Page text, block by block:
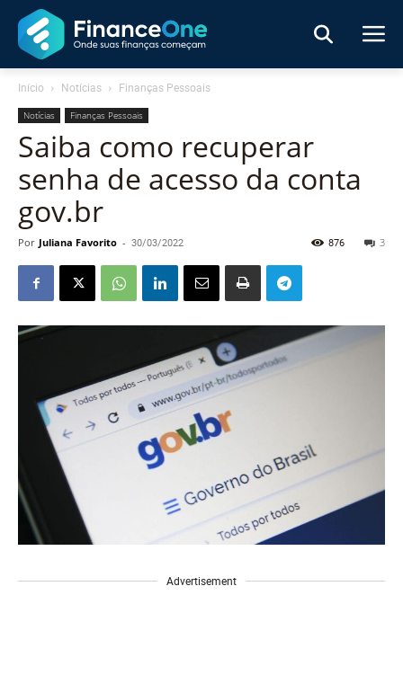
Início Notícias Finanças Pessoais
Notícias Finanças Pessoais
Saiba como recuperar
senha de acesso da conta
gov.br
Por Juliana Favorito - 30/03/2022 3
876
Advertisement